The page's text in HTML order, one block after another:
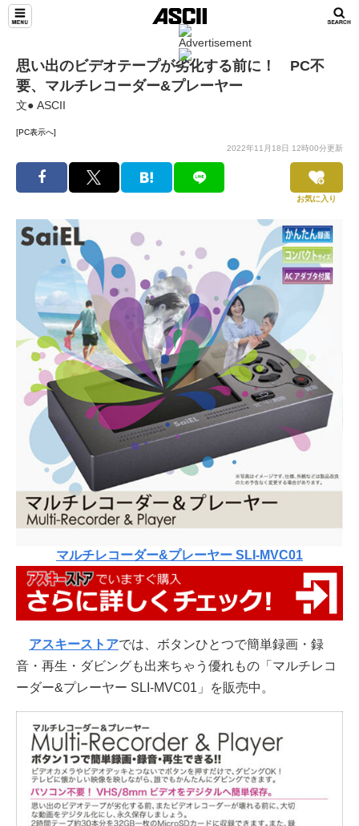
思い出のビデオテープが劣化する前に！ PC不
要、マルチレコーダー&プレーヤー
文● ASCII
[PC表示へ]
2022年11月18日 12時00分更新
お気に入り
マルチレコーダー&プレーヤー SLI-MVC01
アスキーストアでは、ボタンひとつで簡単録画・録
音・再生・ダビングも出来ちゃう優れもの「マルチレコ
ーダー&プレーヤー SLI-MVC01」を販売中。